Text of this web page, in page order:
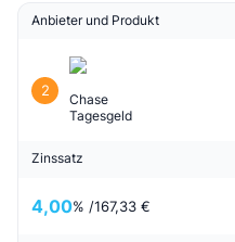
Anbieter und Produkt
2
Chase
Tagesgeld
Zinssatz
4,00% /167,33 €